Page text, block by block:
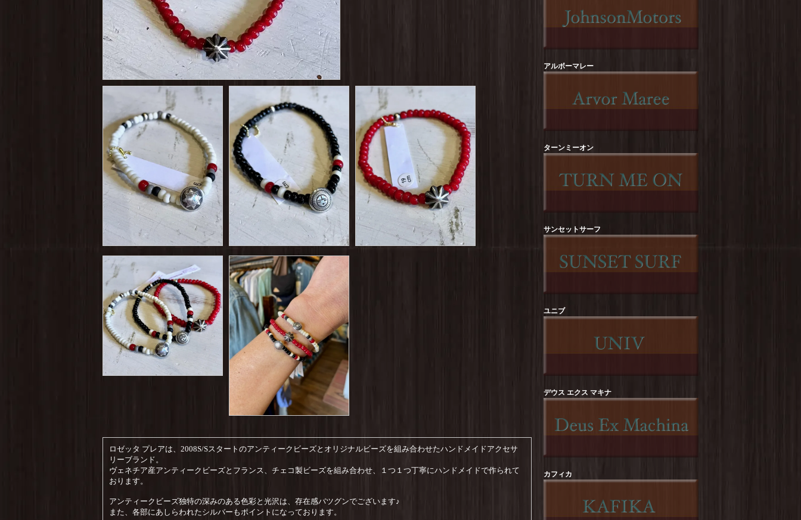
ロゼッタ プレアは、2008S/Sスタートのアンティークビーズとオリジナルビーズを組み合わせたハンドメイドアクセサ
リーブランド。
ヴェネチア産アンティークビーズとフランス、チェコ製ビーズを組み合わせ、１つ１つ丁寧にハンドメイドで作られて
おります。
アンティークビーズ独特の深みのある色彩と光沢は、存在感バツグンでございます♪
また、各部にあしらわれたシルバーもポイントになっております。
free rage : Recycle Cotton【GO AWAY】Print
vol.2】Print Tee
を更新しました！
free rage : Recycle Cotton【FREERAGE
ROCK OFF :【KURT COBAIN】Flower Tee
Teeを更新しました！
を更新しました！
ROCK OFF :【RED HOT CHILI PEPPERS】
ROCK OFF :【RED HOT CHILI PEPPERS】
した！
ました！
HOUSTON : Acid Wash Print-T【HOWDY】
を更新しました！
STRASSBURGER : Gravitee【TRUCK】S/S-
アルボーマレー
ターンミーオン
サンセットサーフ
ユニブ
デウス エクス マキナ
カフィカ